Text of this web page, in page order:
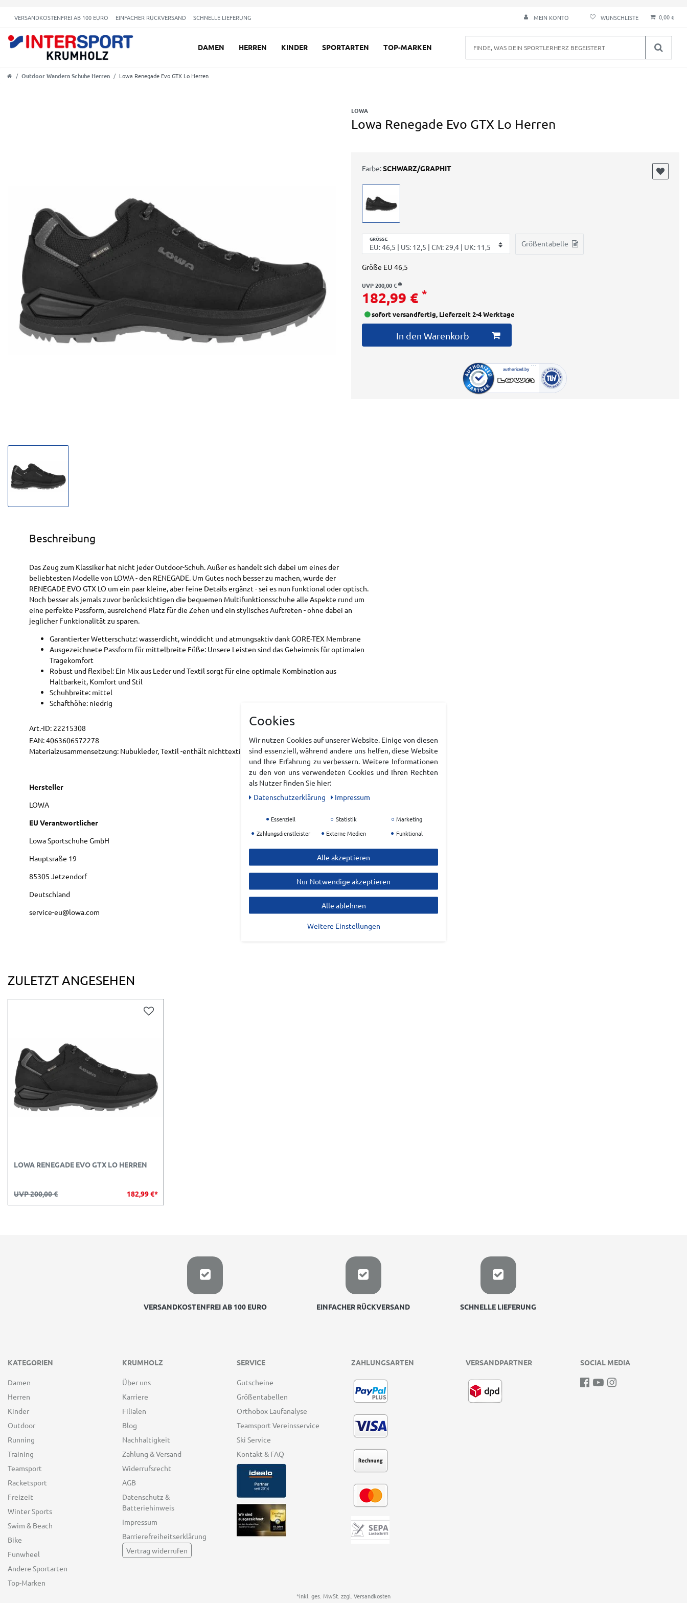
VERSANDKOSTENFREI AB 100 EURO EINFACHER RÜCKVERSAND SCHNELLE LIEFERUNG MEIN KONTO 0,00 €
DAMEN HERREN KINDER SPORTARTEN TOP-MARKEN
Outdoor Wandern Schuhe Herren Lowa Renegade Evo GTX Lo Herren
LOWA
Lowa Renegade Evo GTX Lo Herren
GRÖSSE
Größentabelle
Farbe:SCHWARZ/GRAPHIT
Größe EU 46,5
UVP 200,00 €
182,99 € *
sofort versandfertig, Lieferzeit 2-4 Werktage
In den Warenkorb
Beschreibung
Das Zeug zum Klassiker hat nicht jeder Outdoor-Schuh. Außer es handelt sich dabei um eines der
beliebtesten Modelle von LOWA - den RENEGADE. Um Gutes noch besser zu machen, wurde der
RENEGADE EVO GTX LO um ein paar kleine, aber feine Details ergänzt - sei es nun funktional oder optisch.
Noch besser als jemals zuvor berücksichtigen die bequemen Multifunktionsschuhe alle Aspekte rund um
eine perfekte Passform, ausreichend Platz für die Zehen und ein stylisches Auftreten - ohne dabei an
jeglicher Funktionalität zu sparen.
Garantierter Wetterschutz: wasserdicht, winddicht und atmungsaktiv dank GORE-TEX Membrane
Ausgezeichnete Passform für mittelbreite Füße: Unsere Leisten sind das Geheimnis für optimalen
Tragekomfort
Robust und flexibel: Ein Mix aus Leder und Textil sorgt für eine optimale Kombination aus
Haltbarkeit, Komfort und Stil
Schuhbreite: mittel
Schafthöhe: niedrig
Art.-ID: 22215308
EAN:4063606572278
Materialzusammensetzung: Nubukleder, Textil -enthält nichttextile Teile tierischen Ursprungs
Hersteller
LOWA
EU Verantwortlicher
Lowa Sportschuhe GmbH
Hauptsraße 19
85305 Jetzendorf
Deutschland
service-eu@lowa.com
ZULETZT ANGESEHEN
LOWA RENEGADE EVO GTX LO HERREN
UVP 200,00 € 182,99 €*
VERSANDKOSTENFREI AB 100 EURO EINFACHER RÜCKVERSAND SCHNELLE LIEFERUNG
KATEGORIEN
Damen
Herren
Kinder
Outdoor
Running
Training
Teamsport
Racketsport
Freizeit
Winter Sports
Swim & Beach
Bike
Funwheel
Andere Sportarten
Top-Marken
KRUMHOLZ
Über uns
Karriere
Filialen
Blog
Nachhaltigkeit
Zahlung & Versand
Widerrufsrecht
AGB
Datenschutz &
Batteriehinweis
Impressum
Barrierefreiheitserklärung
Vertrag widerrufen
SERVICE
Gutscheine
Größentabellen
Orthobox Laufanalyse
Teamsport Vereinsservice
Ski Service
Kontakt & FAQ
ZAHLUNGSARTEN VERSANDPARTNER SOCIAL MEDIA
*inkl. ges. MwSt. zzgl. Versandkosten
Cookies
Wir nutzen Cookies auf unserer Website. Einige von diesen
sind essenziell, während andere uns helfen, diese Website
und Ihre Erfahrung zu verbessern. Weitere Informationen
zu den von uns verwendeten Cookies und Ihren Rechten
als Nutzer finden Sie hier:
Daten­schutz­erklärung
Impressum
Essenziell Statistik
Marketing
Zahlungsdienstleister
Externe Medien Funktional
Alle akzeptieren
Nur Notwendige akzeptieren
Alle ablehnen
Weitere Einstellungen